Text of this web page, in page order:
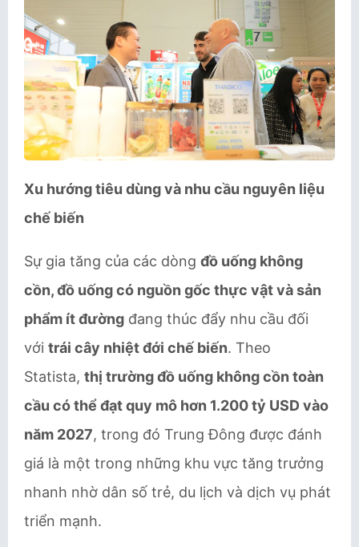
Xu hướng tiêu dùng và nhu cầu nguyên liệu
chế biến
Sự gia tăng của các dòng đồ uống không
cồn, đồ uống có nguồn gốc thực vật và sản
phẩm ít đường đang thúc đẩy nhu cầu đối
với trái cây nhiệt đới chế biến. Theo
Statista, thị trường đồ uống không cồn toàn
cầu có thể đạt quy mô hơn 1.200 tỷ USD vào
năm 2027, trong đó Trung Đông được đánh
giá là một trong những khu vực tăng trưởng
nhanh nhờ dân số trẻ, du lịch và dịch vụ phát
triển mạnh.